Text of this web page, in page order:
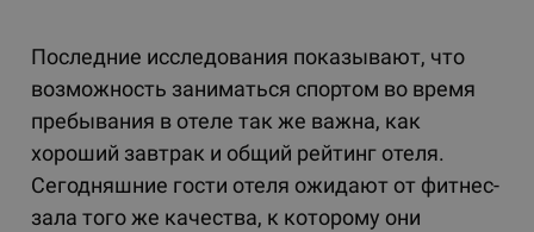
Последние исследования показывают, что
возможность заниматься спортом во время
пребывания в отеле так же важна, как
хороший завтрак и общий рейтинг отеля.
Сегодняшние гости отеля ожидают от фитнес-
зала того же качества, к которому они